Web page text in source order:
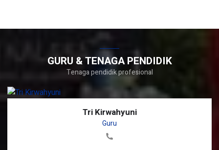
GURU & TENAGA PENDIDIK
Tenaga pendidik profesional
Tri Kirwahyuni
Guru